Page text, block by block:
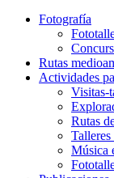
Fotografía
Rutas
Actividades
Visitas-
Rutas
Música